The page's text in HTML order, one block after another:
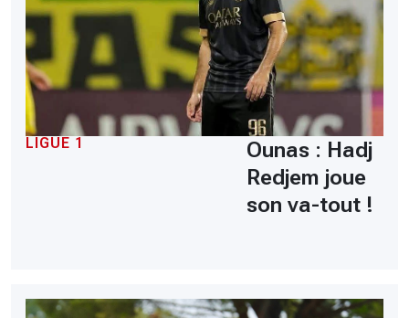
LIGUE 1
Ounas : Hadj
Redjem joue
son va-tout !